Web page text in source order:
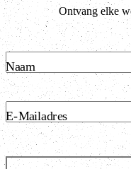
Ontvang elke
Naam
E-Mailadres